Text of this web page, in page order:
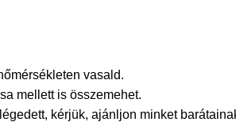
vasald.
mellett is összemehet.
kérjük, ajánljon minket